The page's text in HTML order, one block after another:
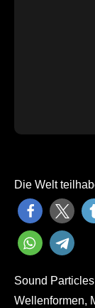
Die Welt
Sound
Wellenformen,